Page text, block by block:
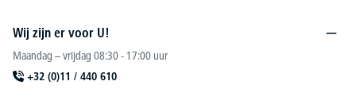
Wij zijn er voor U!
Maandag – vrijdag 08:30 - 17:00 uur
+32 (0)11 / 440 610